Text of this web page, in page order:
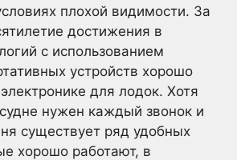
плохой видимости. За
достижения в
с использованием
устройств хорошо
для лодок. Хотя
нужен каждый звонок и
существует ряд удобных
хорошо работают, в